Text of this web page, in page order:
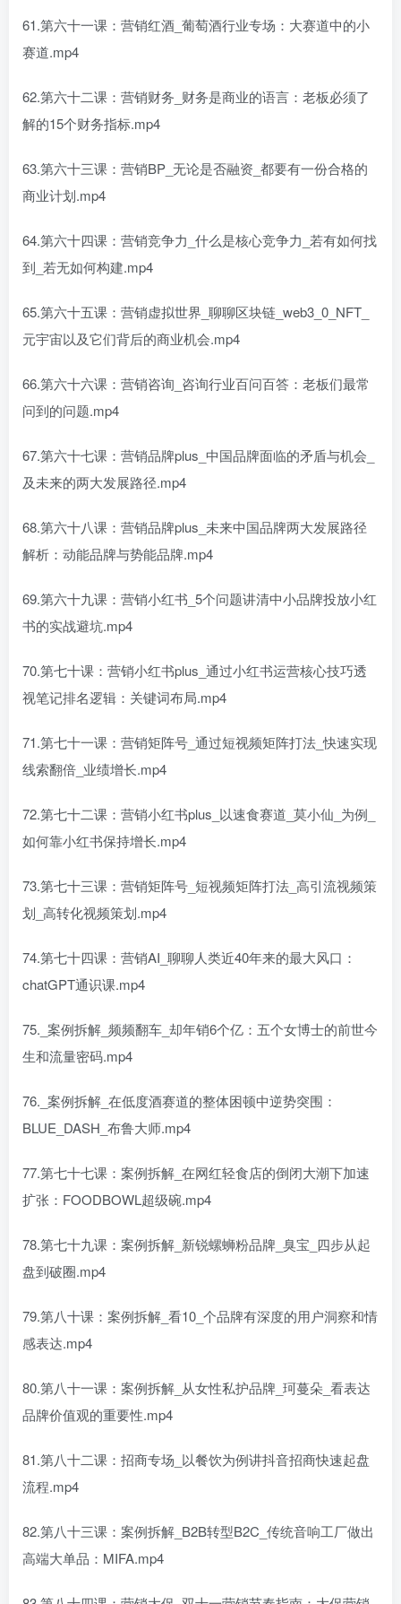
61.第六十一课：营销红酒_葡萄酒行业专场：大赛道中的小
赛道.mp4
62.第六十二课：营销财务_财务是商业的语言：老板必须了
解的15个财务指标.mp4
63.第六十三课：营销BP_无论是否融资_都要有一份合格的
商业计划.mp4
64.第六十四课：营销竞争力_什么是核心竞争力_若有如何找
到_若无如何构建.mp4
65.第六十五课：营销虚拟世界_聊聊区块链_web3_0_NFT_
元宇宙以及它们背后的商业机会.mp4
66.第六十六课：营销咨询_咨询行业百问百答：老板们最常
问到的问题.mp4
67.第六十七课：营销品牌plus_中国品牌面临的矛盾与机会_
及未来的两大发展路径.mp4
68.第六十八课：营销品牌plus_未来中国品牌两大发展路径
解析：动能品牌与势能品牌.mp4
69.第六十九课：营销小红书_5个问题讲清中小品牌投放小红
书的实战避坑.mp4
70.第七十课：营销小红书plus_通过小红书运营核心技巧透
视笔记排名逻辑：关键词布局.mp4
71.第七十一课：营销矩阵号_通过短视频矩阵打法_快速实现
线索翻倍_业绩增长.mp4
72.第七十二课：营销小红书plus_以速食赛道_莫小仙_为例_
如何靠小红书保持增长.mp4
73.第七十三课：营销矩阵号_短视频矩阵打法_高引流视频策
划_高转化视频策划.mp4
74.第七十四课：营销AI_聊聊人类近40年来的最大风口：
chatGPT通识课.mp4
75._案例拆解_频频翻车_却年销6个亿：五个女博士的前世今
生和流量密码.mp4
76._案例拆解_在低度酒赛道的整体困顿中逆势突围：
BLUE_DASH_布鲁大师.mp4
77.第七十七课：案例拆解_在网红轻食店的倒闭大潮下加速
扩张：FOODBOWL超级碗.mp4
78.第七十九课：案例拆解_新锐螺蛳粉品牌_臭宝_四步从起
盘到破圈.mp4
79.第八十课：案例拆解_看10_个品牌有深度的用户洞察和情
感表达.mp4
80.第八十一课：案例拆解_从女性私护品牌_珂蔓朵_看表达
品牌价值观的重要性.mp4
81.第八十二课：招商专场_以餐饮为例讲抖音招商快速起盘
流程.mp4
82.第八十三课：案例拆解_B2B转型B2C_传统音响工厂做出
高端大单品：MIFA.mp4